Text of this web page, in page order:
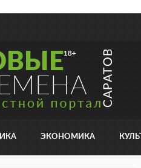
ЭКОНОМИКА